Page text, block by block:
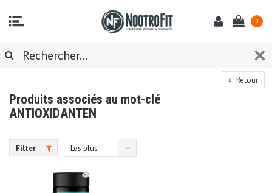
0
Retour
Produits associés au mot-clé
ANTIOXIDANTEN
Filter
Les plus